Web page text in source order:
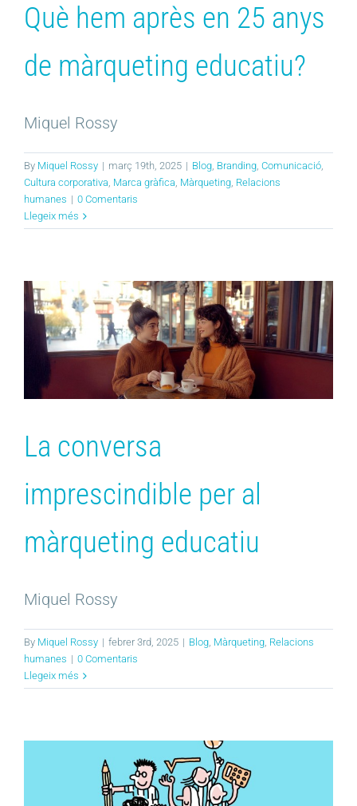
Què hem après en 25 anys
de màrqueting educatiu?
Miquel Rossy
By Miquel Rossy | març 19th, 2025 | Blog, Branding, Comunicació,
Cultura corporativa, Marca gràfica, Màrqueting, Relacions
humanes | 0 Comentaris
Llegeix més
La conversa
imprescindible per al
màrqueting educatiu
Miquel Rossy
By Miquel Rossy | febrer 3rd, 2025 | Blog, Màrqueting, Relacions
humanes | 0 Comentaris
Llegeix més